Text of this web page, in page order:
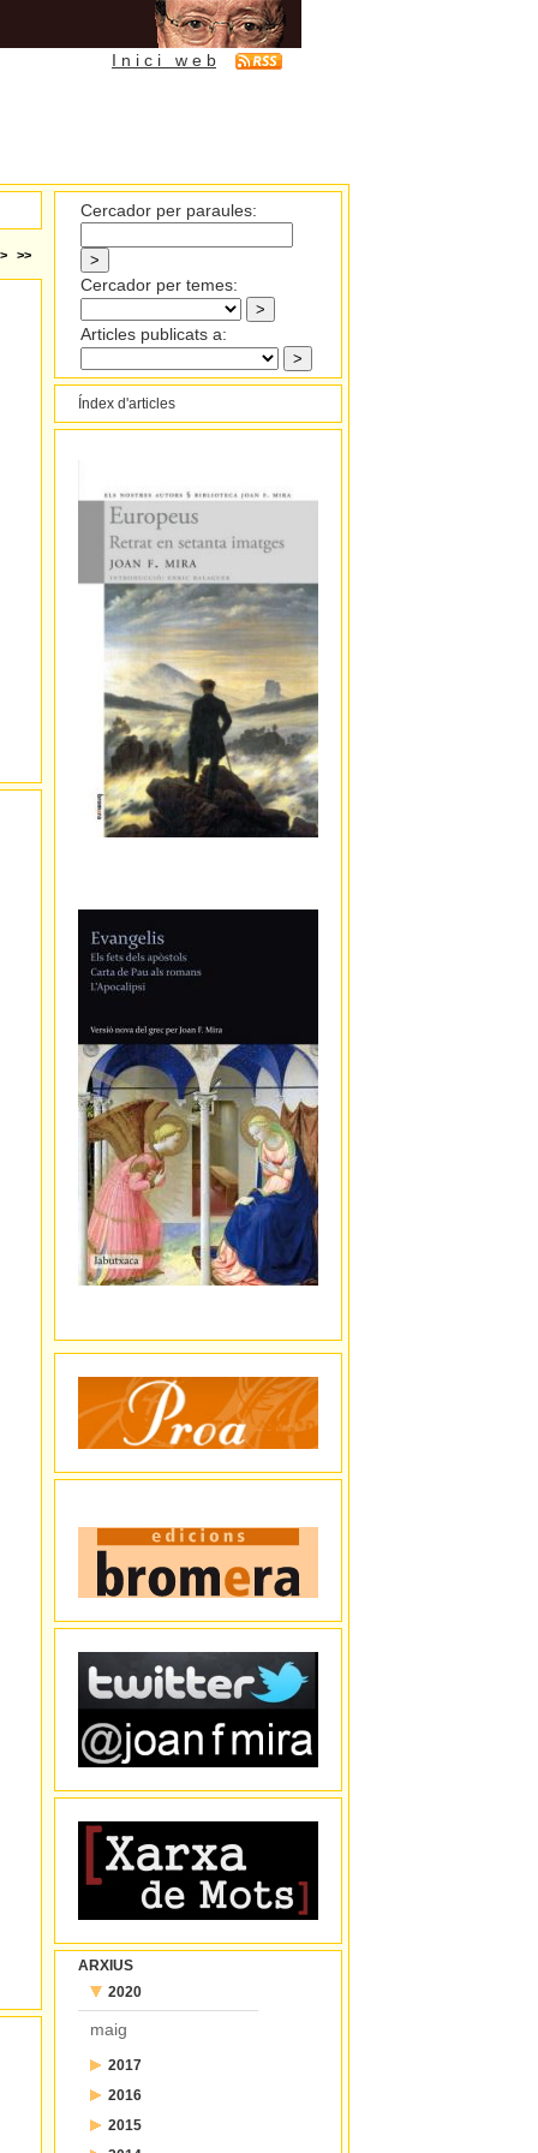
I n i c i w e b
> >>
Cercador per paraules:
Cercador per temes:
Articles publicats a:
Índex d'articles
ARXIUS
2020
maig
2017
juliol2016
desembre
2015